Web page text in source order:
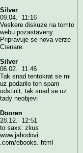
Silver
09.04. 11:16
Veskere diskuze na tomto
webu pozastaveny.
Pripravuje se nova verze
Ctenare.
Silver
06.02. 11:46
Tak snad tentokrat se mi
uz podarilo ten spam
odstinit, tak snad se uz
tady neobjevi
Dooren
28.12. 12:51
to saxx: zkus
www.jahodovi
.com/ebooks. html